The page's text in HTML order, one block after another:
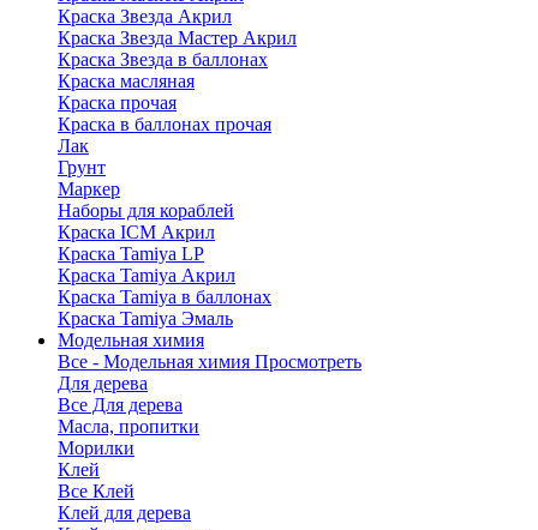
Краска Звезда Акрил
Краска Звезда Мастер Акрил
Краска Звезда в баллонах
Краска масляная
Краска прочая
Краска в баллонах прочая
Лак
Грунт
Маркер
Наборы для кораблей
Краска ICM Акрил
Краска Tamiya LP
Краска Tamiya Акрил
Краска Tamiya в баллонах
Краска Tamiya Эмаль
Модельная химия
Все - Модельная химия Просмотреть
Для дерева
Все Для дерева
Масла, пропитки
Морилки
Клей
Все Клей
Клей для дерева